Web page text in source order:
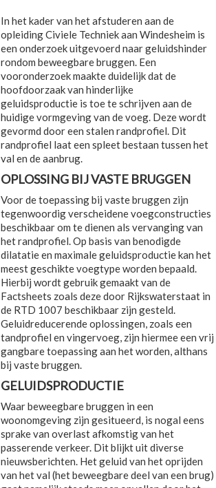
In het kader van het afstuderen aan de
opleiding Civiele Techniek aan Windesheim is
een onderzoek uitgevoerd naar geluidshinder
rondom beweegbare bruggen. Een
vooronderzoek maakte duidelijk dat de
hoofdoorzaak van hinderlijke
geluidsproductie is toe te schrijven aan de
huidige vormgeving van de voeg. Deze wordt
gevormd door een stalen randprofiel. Dit
randprofiel laat een spleet bestaan tussen het
val en de aanbrug.
OPLOSSING BIJ VASTE BRUGGEN
Voor de toepassing bij vaste bruggen zijn
tegenwoordig verscheidene voegconstructies
beschikbaar om te dienen als vervanging van
het randprofiel. Op basis van benodigde
dilatatie en maximale geluidsproductie kan het
meest geschikte voegtype worden bepaald.
Hierbij wordt gebruik gemaakt van de
Factsheets zoals deze door Rijkswaterstaat in
de RTD 1007 beschikbaar zijn gesteld.
Geluidreducerende oplossingen, zoals een
tandprofiel en vingervoeg, zijn hiermee een vrij
gangbare toepassing aan het worden, althans
bij vaste bruggen.
GELUIDSPRODUCTIE
Waar beweegbare bruggen in een
woonomgeving zijn gesitueerd, is nogal eens
sprake van overlast afkomstig van het
passerende verkeer. Dit blijkt uit diverse
nieuwsberichten. Het geluid van het oprijden
van het val (het beweegbare deel van een brug)